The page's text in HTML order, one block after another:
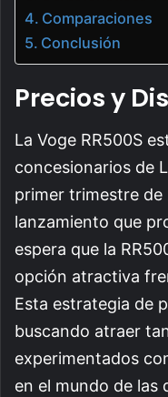
Comparaciones
Conclusión
Precios y
La Voge RR500S
concesionarios de
primer trimestre
lanzamiento que
espera que la
opción atractiva
Esta estrategia de
buscando atraer
experimentados
en el mundo de las